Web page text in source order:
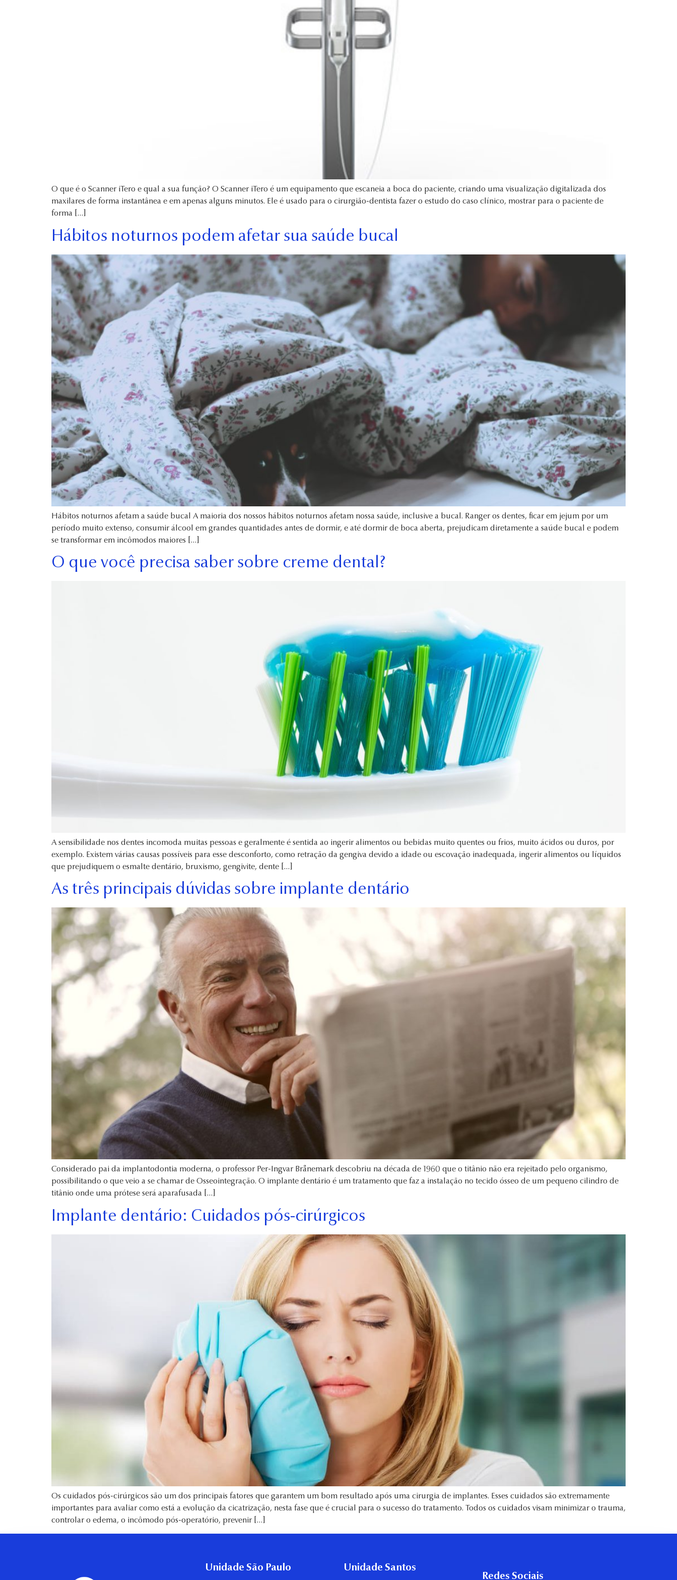
O que é o Scanner iTero e qual a sua função? O Scanner iTero é um equipamento que escaneia a boca do paciente, criando uma visualização digitalizada dos
maxilares de forma instantânea e em apenas alguns minutos. Ele é usado para o cirurgião-dentista fazer o estudo do caso clínico, mostrar para o paciente de
forma […]
Hábitos noturnos podem afetar sua saúde bucal
Hábitos noturnos afetam a saúde bucal A maioria dos nossos hábitos noturnos afetam nossa saúde, inclusive a bucal. Ranger os dentes, ficar em jejum por um
período muito extenso, consumir álcool em grandes quantidades antes de dormir, e até dormir de boca aberta, prejudicam diretamente a saúde bucal e podem
se transformar em incômodos maiores […]
O que você precisa saber sobre creme dental?
A sensibilidade nos dentes incomoda muitas pessoas e geralmente é sentida ao ingerir alimentos ou bebidas muito quentes ou frios, muito ácidos ou duros, por
exemplo. Existem várias causas possíveis para esse desconforto, como retração da gengiva devido a idade ou escovação inadequada, ingerir alimentos ou líquidos
que prejudiquem o esmalte dentário, bruxismo, gengivite, dente […]
As três principais dúvidas sobre implante dentário
Considerado pai da implantodontia moderna, o professor Per-Ingvar Brånemark descobriu na década de 1960 que o titânio não era rejeitado pelo organismo,
possibilitando o que veio a se chamar de Osseointegração. O implante dentário é um tratamento que faz a instalação no tecido ósseo de um pequeno cilindro de
titânio onde uma prótese será aparafusada […]
Implante dentário: Cuidados pós-cirúrgicos
Os cuidados pós-cirúrgicos são um dos principais fatores que garantem um bom resultado após uma cirurgia de implantes. Esses cuidados são extremamente
importantes para avaliar como está a evolução da cicatrização, nesta fase que é crucial para o sucesso do tratamento. Todos os cuidados visam minimizar o trauma,
controlar o edema, o incômodo pós-operatório, prevenir […]
Unidade São Paulo
Unidade Santos
Redes Sociais